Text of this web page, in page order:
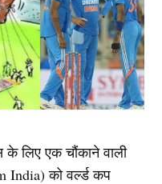
लिए एक चौंकाने वाली
India) को वर्ल्ड कप